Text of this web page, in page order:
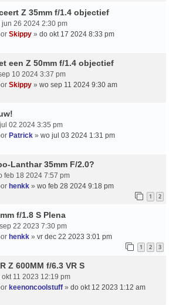
Z 35mm f/1.4 objectief
jun 26 2024 2:30 pm
Skippy » do okt 17 2024 8:33 pm
een Z 50mm f/1.4 objectief
10 2024 3:37 pm
Skippy » wo sep 11 2024 9:30 am
02 2024 3:35 pm
Patrick » wo jul 03 2024 1:31 pm
Lanthar 35mm F/2.0?
feb 18 2024 7:57 pm
henkk » wo feb 28 2024 9:18 pm
1 2
f/1.8 S Plena
22 2023 7:30 pm
henkk » vr dec 22 2023 3:01 pm
1 2 3
Z 600MM f/6.3 VR S
okt 11 2023 12:19 pm
keenoncoolstuff » do okt 12 2023 1:12 am